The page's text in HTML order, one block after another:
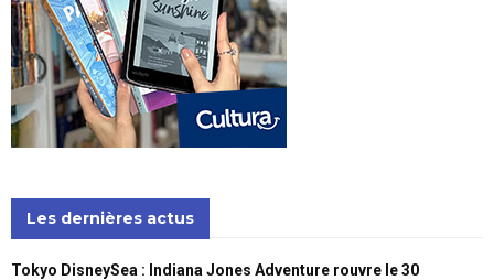
Les dernières actus
Tokyo DisneySea : Indiana Jones Adventure rouvre le 30